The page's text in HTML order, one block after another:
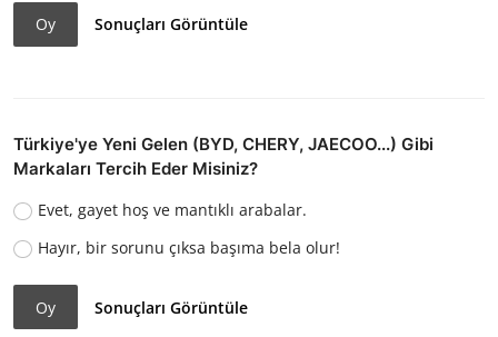
Oy Sonuçları Görüntüle
Türkiye'ye Yeni Gelen (BYD, CHERY, JAECOO...) Gibi
Markaları Tercih Eder Misiniz?
Evet, gayet hoş ve mantıklı arabalar.
Hayır, bir sorunu çıksa başıma bela olur!
Oy Sonuçları Görüntüle